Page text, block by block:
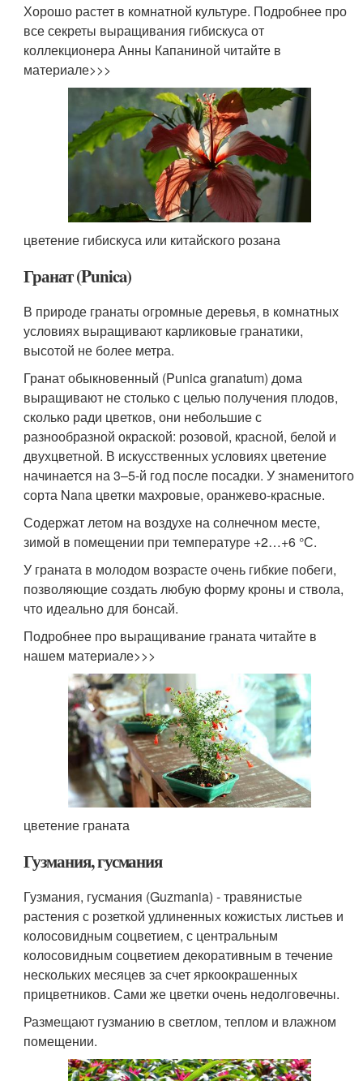
Хорошо растет в комнатной культуре. Подробнее про
все секреты выращивания гибискуса от
коллекционера Анны Капаниной читайте в
материале>>>
цветение гибискуса или китайского розана
Гранат (Punica)
В природе гранаты огромные деревья, в комнатных
условиях выращивают карликовые гранатики,
высотой не более метра.
Гранат обыкновенный (Punica granatum) дома
выращивают не столько с целью получения плодов,
сколько ради цветков, они небольшие с
разнообразной окраской: розовой, красной, белой и
двухцветной. В искусственных условиях цветение
начинается на 3–5-й год после посадки. У знаменитого
сорта Nana цветки махровые, оранжево-красные.
Содержат летом на воздухе на солнечном месте,
зимой в помещении при температуре +2…+6 °С.
У граната в молодом возрасте очень гибкие побеги,
позволяющие создать любую форму кроны и ствола,
что идеально для бонсай.
Подробнее про выращивание граната читайте в
нашем материале>>>
цветение граната
Гузмания, гусмания
Гузмания, гусмания (Guzmania) - травянистые
растения с розеткой удлиненных кожистых листьев и
колосовидным соцветием, с центральным
колосовидным соцветием декоративным в течение
нескольких месяцев за счет яркоокрашенных
прицветников. Сами же цветки очень недолговечны.
Размещают гузманию в светлом, теплом и влажном
помещении.